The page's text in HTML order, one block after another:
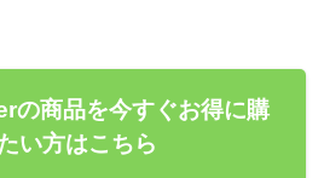
の商品を今すぐお得に購
い方はこちら